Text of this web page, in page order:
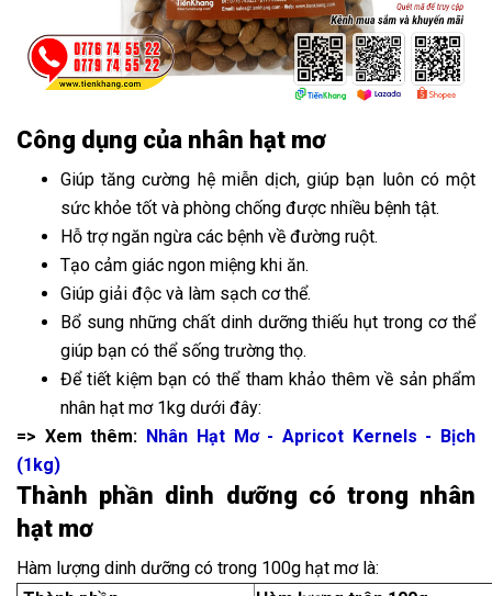
Công dụng của nhân hạt mơ
Giúp tăng cường hệ miễn dịch, giúp bạn luôn có một
sức khỏe tốt và phòng chống được nhiều bệnh tật.
Hỗ trợ ngăn ngừa các bệnh về đường ruột.
Tạo cảm giác ngon miệng khi ăn.
Giúp giải độc và làm sạch cơ thể.
Bổ sung những chất dinh dưỡng thiếu hụt trong cơ thể
giúp bạn có thể sống trường thọ.
Để tiết kiệm bạn có thể tham khảo thêm về sản phẩm
nhân hạt mơ 1kg dưới đây:
=> Xem thêm: Nhân Hạt Mơ - Apricot Kernels - Bịch
(1kg)
Thành phần dinh dưỡng có trong nhân
hạt mơ
Hàm lượng dinh dưỡng có trong 100g hạt mơ là: